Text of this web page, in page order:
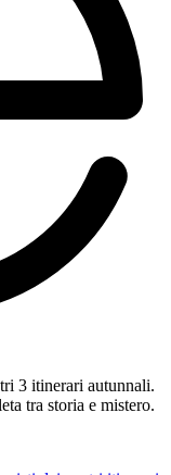
3 itinerari autunnali.
tra storia e mistero.